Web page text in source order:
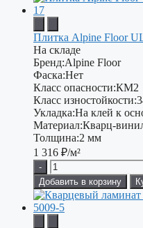
Плитка Alpine Floor
На складе
Бренд:Alpine Floor
Фаска:Нет
Класс опасности:КМ2
Класс изностойкости:
Укладка:На клей к
Материал:Кварц-
Толщина:2 мм
1 316 ₽/м²
-
Добавить в корзину